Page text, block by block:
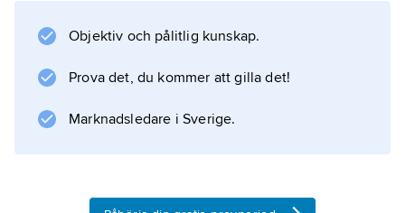
Objektiv och pålitlig kunskap.
Prova det, du kommer att gilla det!
Marknadsledare i Sverige.